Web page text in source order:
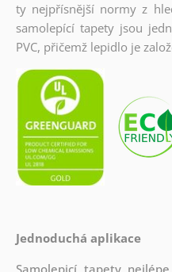
ty nejpřísnější normy z
samolepící tapety jsou
PVC, přičemž lepidlo je
Jednoduchá aplikace
Samolepicí tapety